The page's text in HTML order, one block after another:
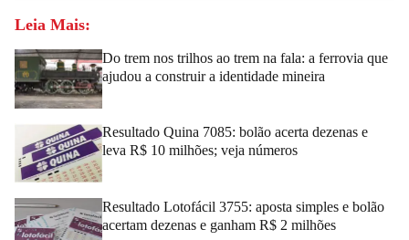
Leia Mais:
Do trem nos trilhos ao trem na fala: a ferrovia que
ajudou a construir a identidade mineira
Resultado Quina 7085: bolão acerta dezenas e
leva R$ 10 milhões; veja números
Resultado Lotofácil 3755: aposta simples e bolão
acertam dezenas e ganham R$ 2 milhões